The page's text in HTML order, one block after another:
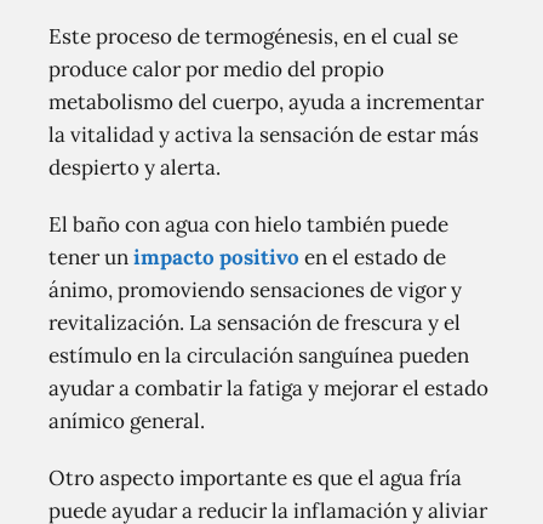
Este proceso de termogénesis, en el cual se
produce calor por medio del propio
metabolismo del cuerpo, ayuda a incrementar
la vitalidad y activa la sensación de estar más
despierto y alerta.
El baño con agua con hielo también puede
tener unimpacto positivo en el estado de
ánimo, promoviendo sensaciones de vigor y
revitalización. La sensación de frescura y el
estímulo en la circulación sanguínea pueden
ayudar a combatir la fatiga y mejorar el estado
anímico general.
Otro aspecto importante es que el agua fría
puede ayudar a reducir la inflamación y aliviar